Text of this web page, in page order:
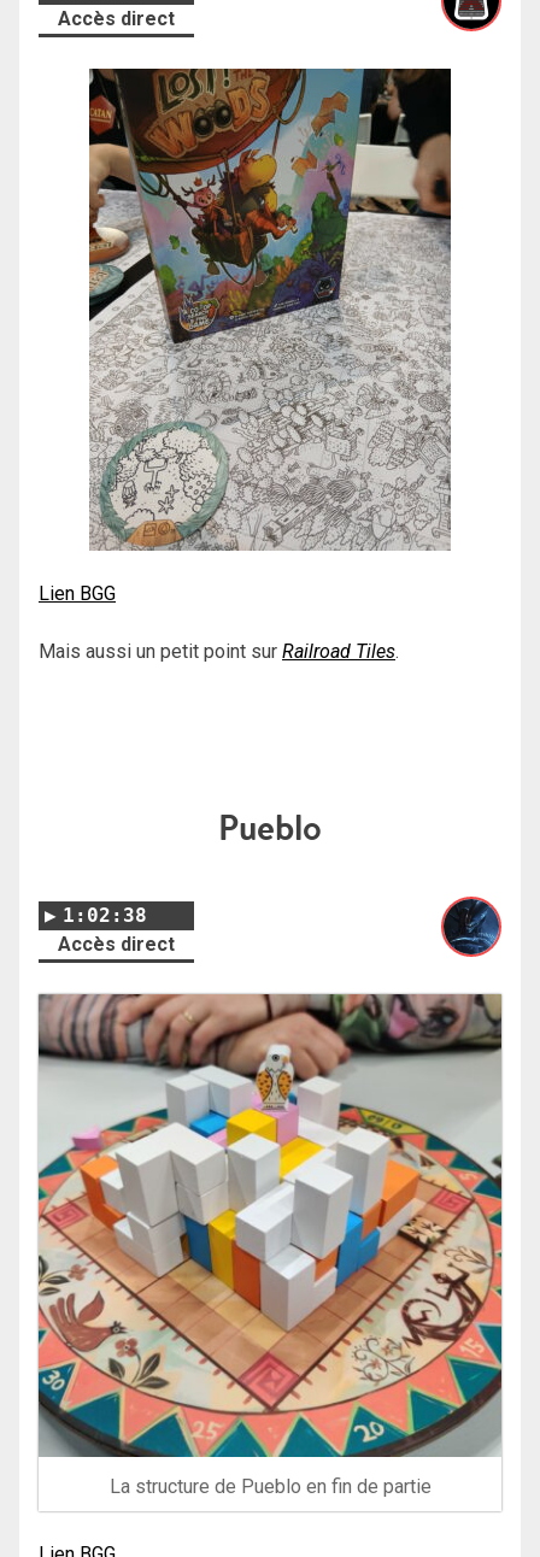
Accès direct
Lien BGG
Mais aussi un petit point sur Railroad Tiles.
Pueblo
1:02:38
Accès direct
La structure de Pueblo en fin de partie